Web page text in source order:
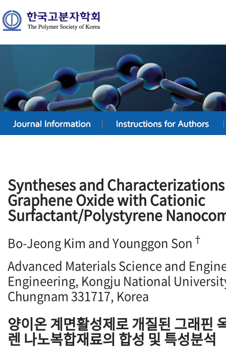
Syntheses and
Graphene Oxide with Cationic
Surfactant/Polystyrene
Bo-Jeong Kim and Younggon Son †
Advanced Materials Science and
Engineering, Kongju National
Chungnam 331717, Korea
양이온 계면활성제로 개질된 그래핀
렌 나노복합재료의 합성 및 특성분석